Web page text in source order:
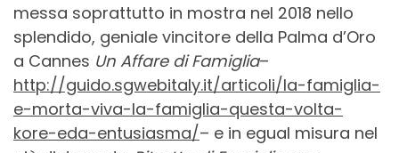
messa soprattutto in mostra nel 2018 nello
splendido, geniale vincitore della Palma d’Oro
a Cannes Un Affare di Famiglia–
http://guido.sgwebitaly.it/articoli/la-famiglia-
e-morta-viva-la-famiglia-questa-volta-
kore-eda-entusiasma/– e in egual misura nel